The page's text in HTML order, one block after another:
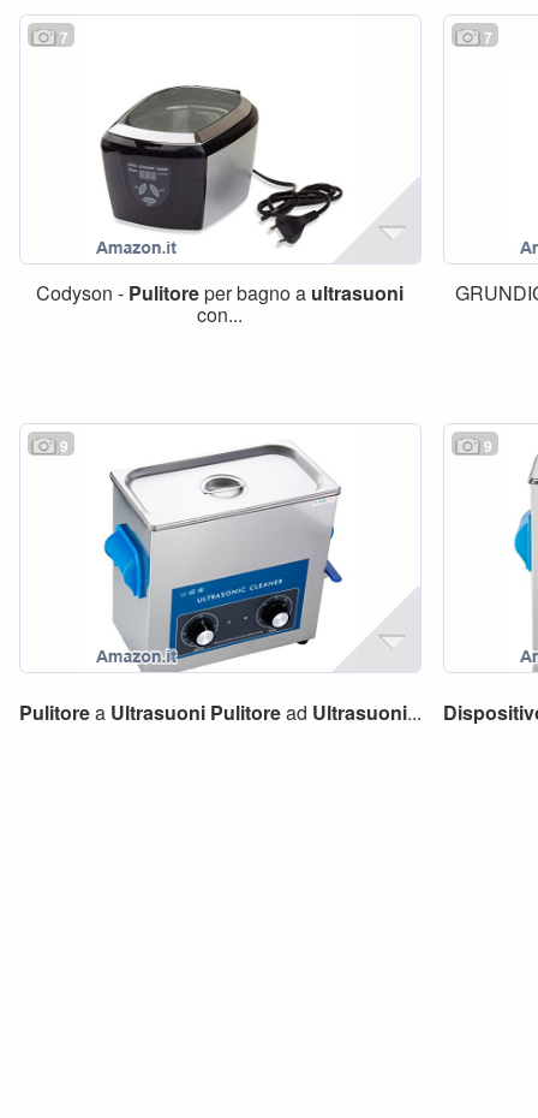
7
Codyson - Pulitoreper bagno a ultrasuoni
con...
7
9
Pulitorea Ultrasuoni Pulitoread Ultrasuoni...
9